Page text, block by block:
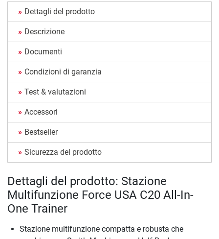
Dettagli del prodotto
Descrizione
Documenti
Condizioni di garanzia
Test & valutazioni
Accessori
Bestseller
Sicurezza del prodotto
Dettagli del prodotto: Stazione
Multifunzione Force USA C20 All-In-
One Trainer
Stazione multifunzione compatta e robusta che